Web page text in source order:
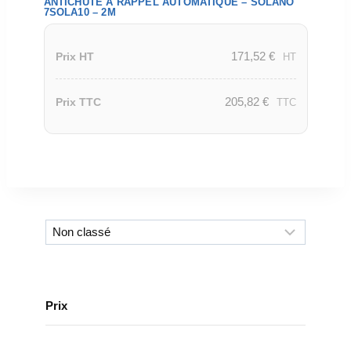
7SOLA10 – 2M
Prix HT 171,52 € HT
Prix TTC 205,82 € TTC
Prix